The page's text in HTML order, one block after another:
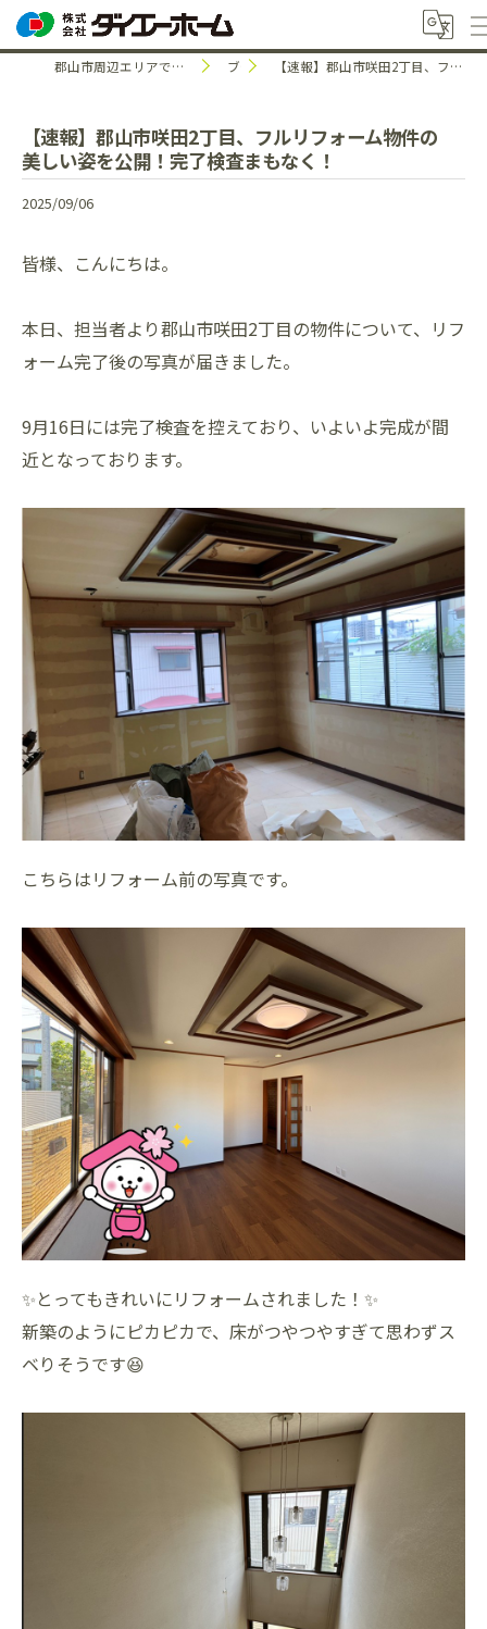
郡山市周辺エリアで中古住宅のことなら株式会社ダイエーホーム ブログ 【速報】郡山市咲田2丁目、フルリフォーム物件の美しい姿を公開！完了検査まもなく！
【速報】郡山市咲田2丁目、フルリフォーム物件の
美しい姿を公開！完了検査まもなく！
2025/09/06
皆様、こんにちは。
本日、担当者より郡山市咲田2丁目の物件について、リフ
ォーム完了後の写真が届きました。
9月16日には完了検査を控えており、いよいよ完成が間
近となっております。
こちらはリフォーム前の写真です。
✨とってもきれいにリフォームされました！✨
新築のようにピカピカで、床がつやつやすぎて思わずス
ベりそうです😆